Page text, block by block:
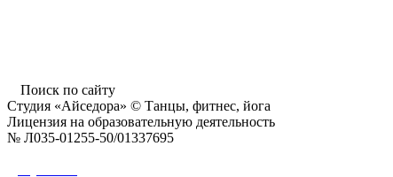
Поиск по сайту
Студия «Айседора» © Танцы, фитнес, йога
Лицензия на образовательную деятельность
№ Л035-01255-50/01337695